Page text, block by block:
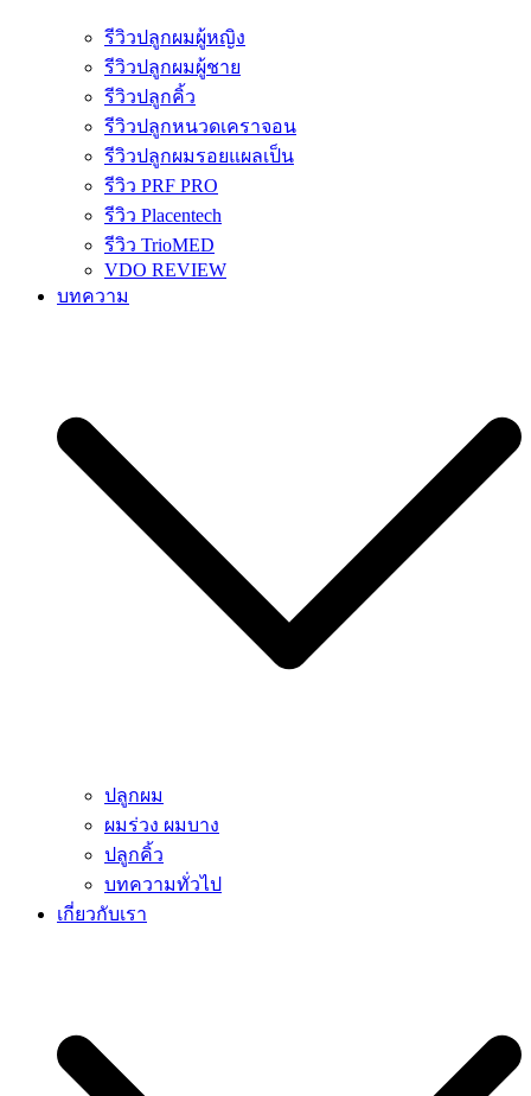
รีวิวปลูกผมผู้หญิง
รีวิวปลูกผมผู้ชาย
รีวิวปลูกคิ้ว
รีวิวปลูกหนวดเคราจอน
รีวิวปลูกผมรอยแผลเป็น
รีวิว PRF PRO
รีวิว Placentech
รีวิว TrioMED
VDO REVIEW
บทความ
ปลูกผม
ผมร่วง ผมบาง
ปลูกคิ้ว
บทความทั่วไป
เกี่ยวกับเรา